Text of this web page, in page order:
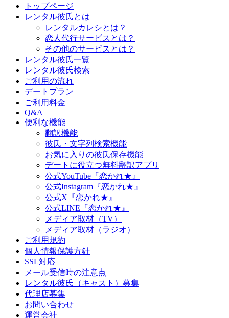
トップページ
レンタル彼氏とは
レンタルカレシとは？
恋人代行サービスとは？
その他のサービスとは？
レンタル彼氏一覧
レンタル彼氏検索
ご利用の流れ
デートプラン
ご利用料金
Q&A
便利な機能
翻訳機能
彼氏・文字列検索機能
お気に入りの彼氏保存機能
デートに役立つ無料翻訳アプリ
公式YouTube『恋かれ★』
公式Instagram『恋かれ★』
公式X『恋かれ★』
公式LINE『恋かれ★』
メディア取材（TV）
メディア取材（ラジオ）
ご利用規約
個人情報保護方針
SSL対応
メール受信時の注意点
レンタル彼氏（キャスト）募集
代理店募集
お問い合わせ
運営会社